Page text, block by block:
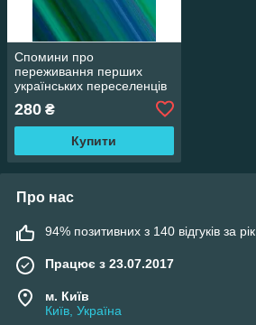
Спомини про
переживання перших
українських переселенців
Алберта - Канада Василь
Чумер.
280 ₴
Купити
Про нас
94% позитивних з 140 відгуків за рік
Працює з 23.07.2017
м. Київ
Київ, Україна